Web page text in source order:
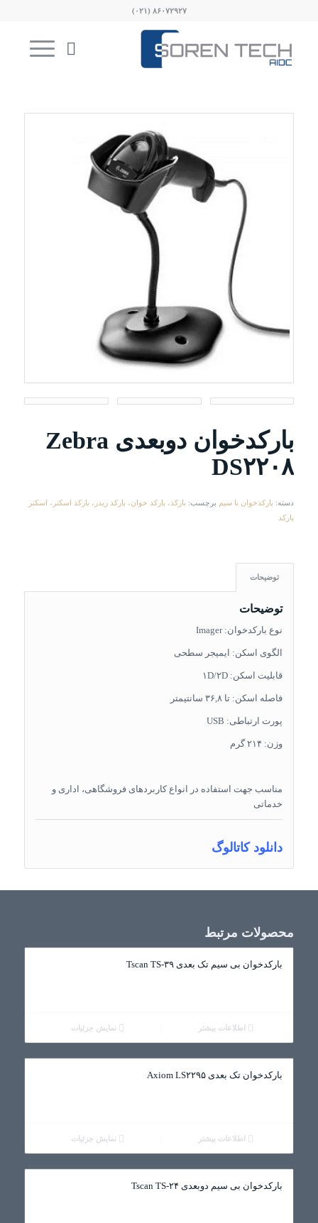
۸۶۰۷۲۹۲۷ (۰۲۱)
بارکدخوان دوبعدی Zebra
DS۲۲۰۸
دسته: بارکدخوان با سیم برچسب: بارکد، بارکد خوان، بارکد ریدر، بارکد اسکنر، اسکنر
بارکد
توضیحات
توضیحات
نوع بارکدخوان: Imager
الگوی اسکن: ایمیجر سطحی
قابلیت اسکن: ۱D/۲D
فاصله اسکن: تا ۳۶,۸ سانتیمتر
پورت ارتباطی: USB
وزن: ۲۱۴ گرم
مناسب جهت استفاده در انواع کاربردهای فروشگاهی، اداری و
خدماتی
دانلود کاتالوگ
محصولات مرتبط
بارکدخوان بی سیم تک بعدی Tscan TS-۳۹
اطلاعات بیشتر نمایش جزئیات
بارکدخوان تک بعدی Axiom LS۲۲۹۵
اطلاعات بیشتر نمایش جزئیات
بارکدخوان بی سیم دوبعدی Tscan TS-۲۴